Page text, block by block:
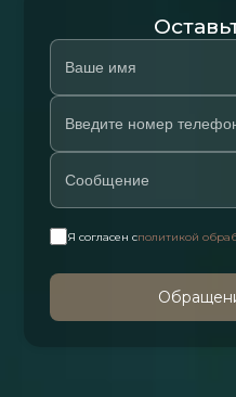
Я согласен сполитикой